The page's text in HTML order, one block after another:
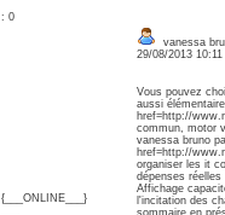
: 0
{___ONLINE___}
vanessa
29/08/2013
Vous pouvez
aussi
href=http://
commun, motor
vanessa bruno
href=http://
organiser les it
dépenses
Affichage
l'incitation des
sommaire en